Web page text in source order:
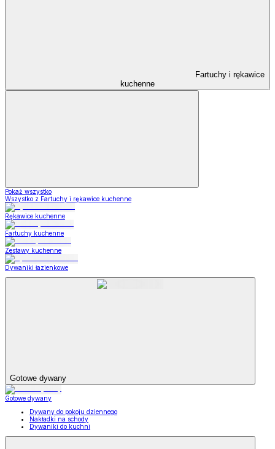
Fartuchy i rękawice
kuchenne
Pokaż wszystko
Wszystko z Fartuchy i rękawice kuchenne
Rękawice kuchenne
Fartuchy kuchenne
Zestawy kuchenne
Dywaniki łazienkowe
Gotowe dywany
Gotowe dywany
Dywany do pokoju dziennego
Nakładki na schody
Dywaniki do kuchni